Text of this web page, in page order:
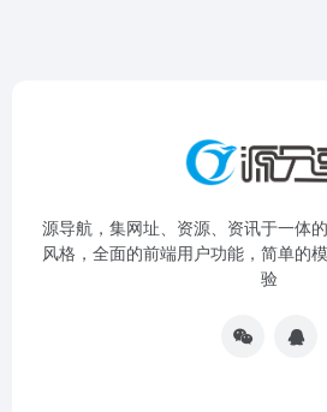
源导航，集网址、资源、资讯于一体
风格，全面的前端用户功能，简单的
验